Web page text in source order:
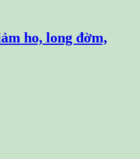
ho, long đờm,